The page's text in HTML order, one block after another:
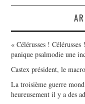
« Célérusses !
panique psalmodie une
Castex président, le
La troisième guerre
heureusement il y a des